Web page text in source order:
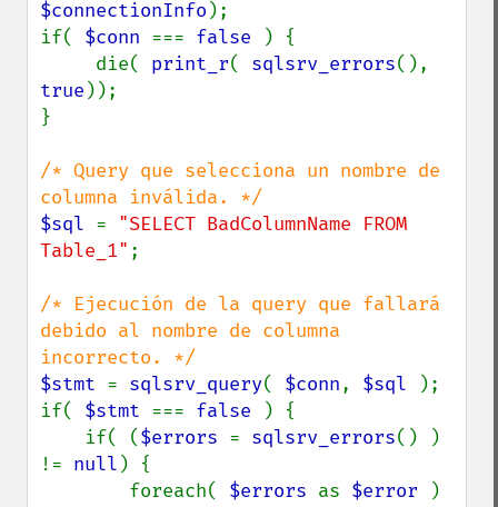
$connectionInfo );
if( $conn === false
) {
     die(
print_r( sqlsrv_errors
true ));
}
/* Query que selecciona un nombre de
$sql = "SELECT BadColumnName FROM
Table_1" ;
/* Ejecución de la query que fallará
debido al nombre de columna
$stmt = sqlsrv_query( $conn, $sql
);
if( $stmt === false
) {
    if( (
$errors = sqlsrv_errors() )
!= null ) {
        foreach(
$errors as $error
)